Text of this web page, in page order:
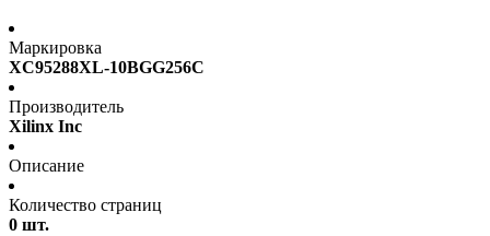
Маркировка
XC95288XL-10BGG256C
Производитель
Xilinx Inc
Описание
Количество страниц
0 шт.